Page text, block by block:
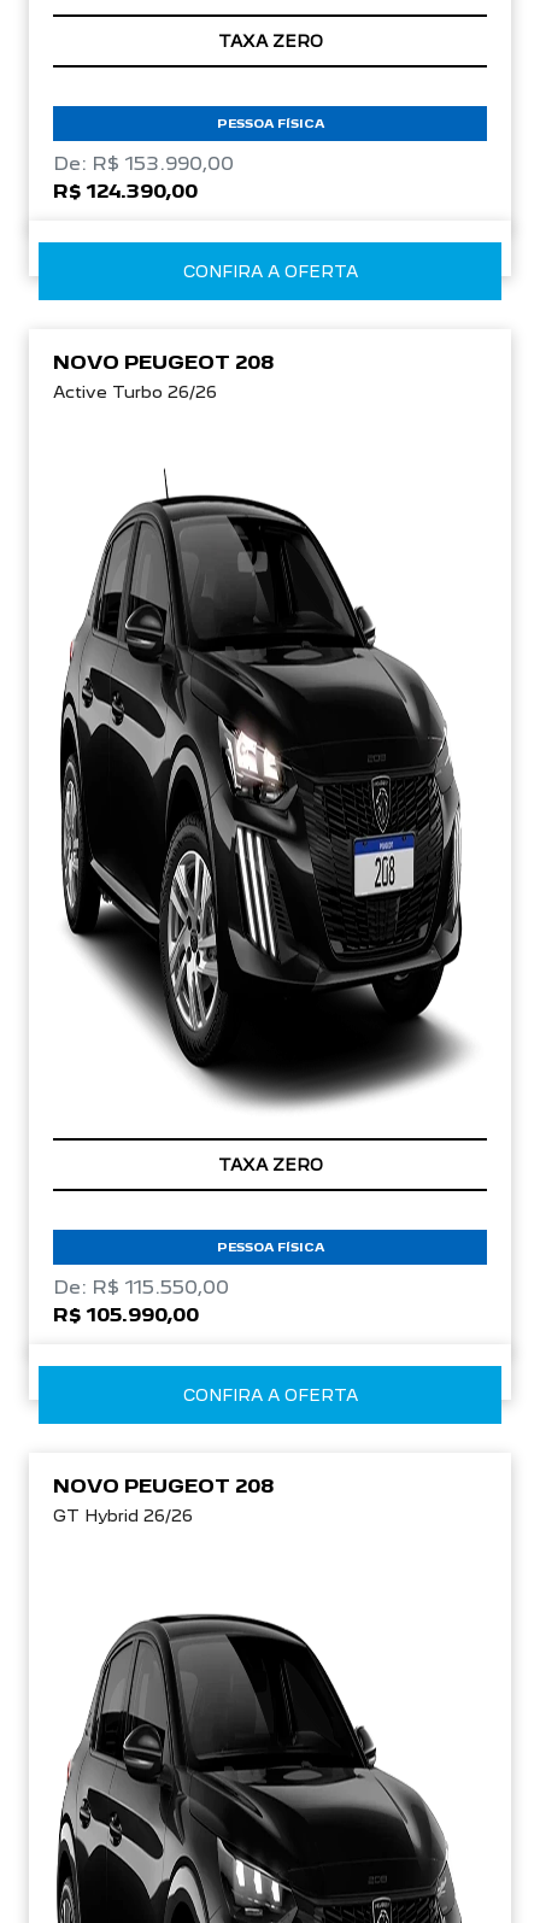
TAXA ZERO
PESSOA FÍSICA
De: R$ 153.990,00
R$ 124.390,00
CONFIRA A OFERTA
NOVO PEUGEOT 208
Active Turbo 26/26
TAXA ZERO
PESSOA FÍSICA
De: R$ 115.550,00
R$ 105.990,00
CONFIRA A OFERTA
NOVO PEUGEOT 208
GT Hybrid 26/26